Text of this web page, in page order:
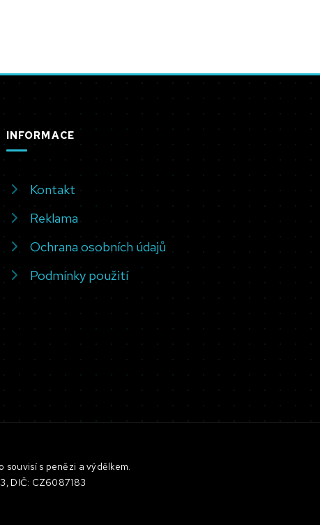
INFORMACE
Kontakt
Reklama
Ochrana osobních údajů
Podmínky použití
s penězi a výdělkem.
DIČ: CZ6087183